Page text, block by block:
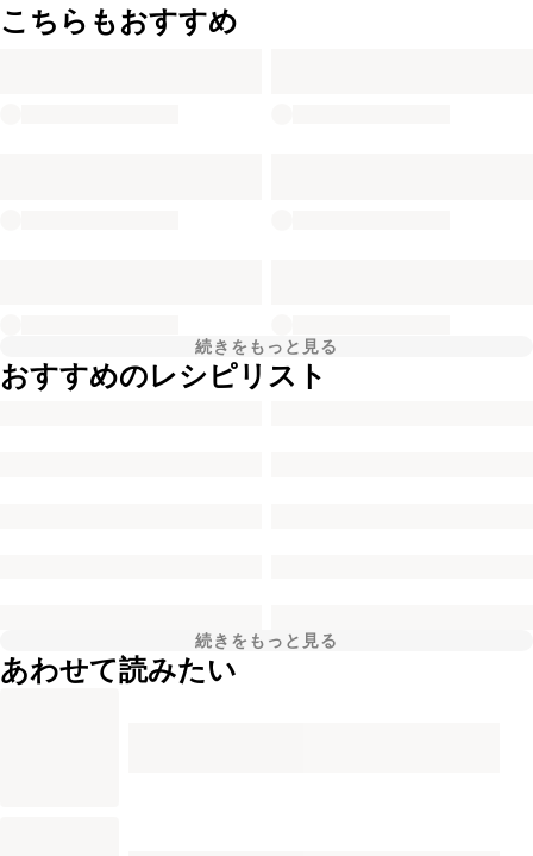
こちらもおすすめ
続きをもっと見る
おすすめのレシピリスト
続きをもっと見る
あわせて読みたい